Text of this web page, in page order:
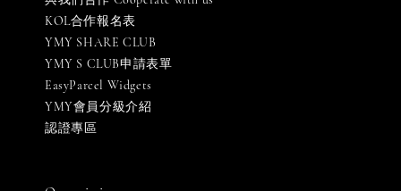
KOL合作報名表
YMY SHARE CLUB
YMY S CLUB申請表單
EasyParcel Widgets
YMY會員分級介紹
認證專區